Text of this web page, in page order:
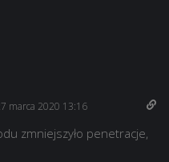
marca 2020 13:16
zmniejszyło penetracje,